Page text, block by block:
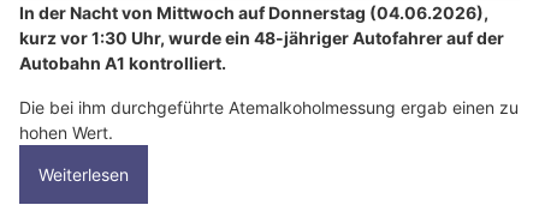
In der Nacht von Mittwoch auf Donnerstag (04.06.2026),
kurz vor 1:30 Uhr, wurde ein 48-jähriger Autofahrer auf der
Autobahn A1 kontrolliert.
Die bei ihm durchgeführte Atemalkoholmessung ergab einen zu
hohen Wert.
Weiterlesen